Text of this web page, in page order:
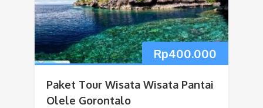
Rp400.000
Paket Tour Wisata Wisata Pantai
Olele Gorontalo